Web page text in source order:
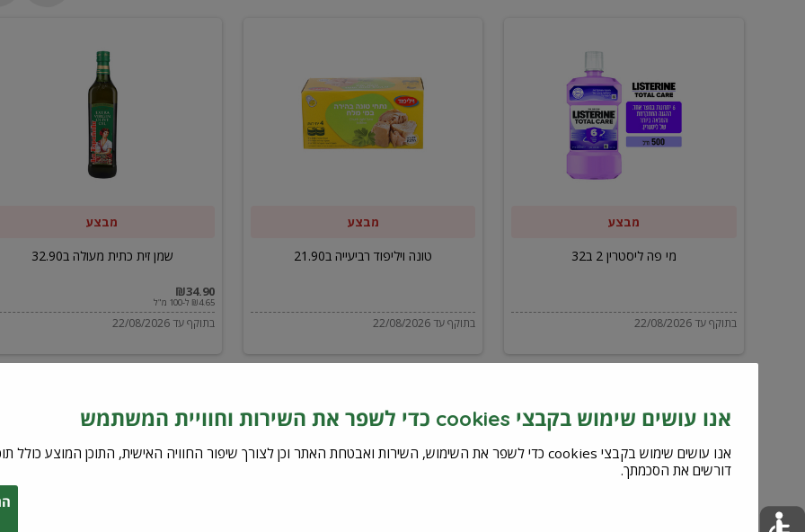
ליסטרין
מבצע
מי פה ליסטרין 2 ב32
בתוקף עד 22/08/2026
ויליפוד
רביעייה
מבצע
טונה ויליפוד רביעייה ב21.90
בתוקף עד 22/08/2026
מבצע
שמן זית כתית מעולה ב32.90
₪34.90
₪4.65 ל-100 מ"ל
בתוקף עד 22/08/2026
אנו עושים שימוש בקבצי cookies כדי לשפר את השירות וחוויית המשתמש
דורשים את הסכמתך.